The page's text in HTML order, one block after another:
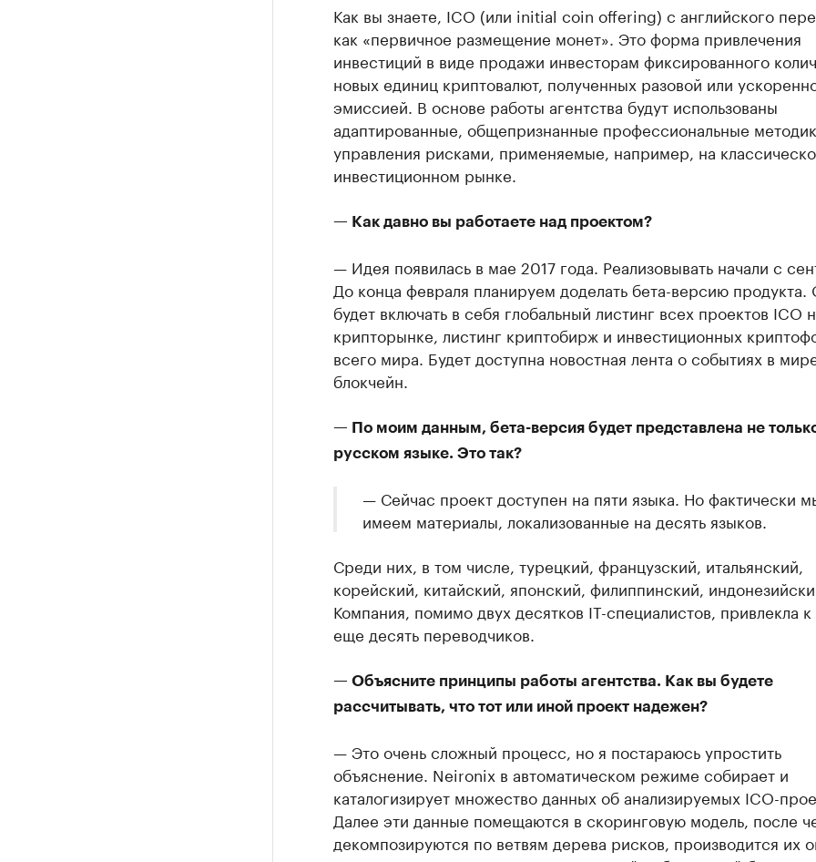
Как вы знаете, ICO (или initial coin offering) с английского
как «первичное размещение монет». Это форма привлечения
инвестиций в виде продажи инвесторам фиксированного
новых единиц криптовалют, полученных разовой или
эмиссией. В основе работы агентства будут использованы
адаптированные, общепризнанные профессиональные
управления рисками, применяемые, например, на
инвестиционном рынке.
— Как давно вы работаете над проектом?
— Идея появилась в мае 2017 года. Реализовывать начали с
До конца февраля планируем доделать бета-версию продукта.
будет включать в себя глобальный листинг всех проектов ICO
крипторынке, листинг криптобирж и инвестиционных
всего мира. Будет доступна новостная лента о событиях в
блокчейн.
— По моим данным, бета-версия будет представлена не
русском языке. Это так?
— Сейчас проект доступен на пяти языка. Но фактически
имеем материалы, локализованные на десять языков.
Среди них, в том числе, турецкий, французский, итальянский,
корейский, китайский, японский, филиппинский,
Компания, помимо двух десятков IT-специалистов, привлекла
еще десять переводчиков.
— Объясните принципы работы агентства. Как вы будете
рассчитывать, что тот или иной проект надежен?
— Это очень сложный процесс, но я постараюсь упростить
объяснение. Neironix в автоматическом режиме собирает и
каталогизирует множество данных об анализируемых ICO-
Далее эти данные помещаются в скоринговую модель, после
декомпозируются по ветвям дерева рисков, производится их